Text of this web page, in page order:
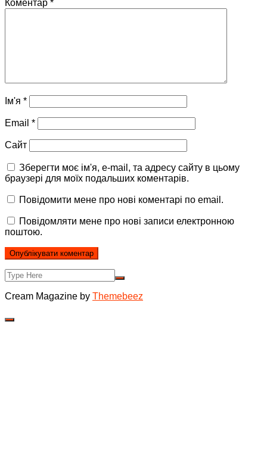
Коментар *
Ім'я *
Email *
Сайт
Зберегти моє ім'я, e-mail, та адресу сайту в цьому
браузері для моїх подальших коментарів.
Повідомити мене про нові коментарі по email.
Повідомляти мене про нові записи електронною
поштою.
Cream Magazine by Themebeez